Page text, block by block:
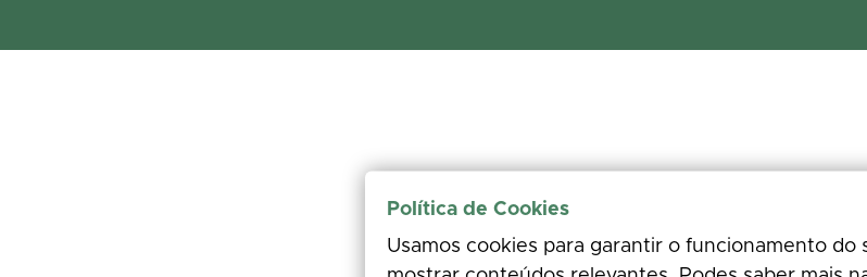
Política de Cookies
Usamos cookies para garantir o funcionamento do